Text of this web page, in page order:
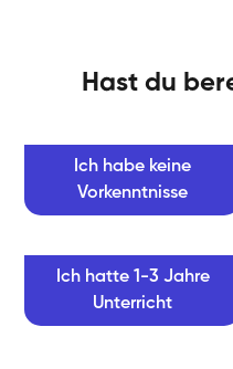
Hast du
Ich habe keine
Vorkenntnisse
Ich hatte 1-3 Jahre
Unterricht